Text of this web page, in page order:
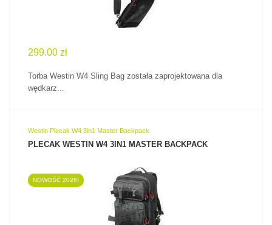
299.00 zł
Torba Westin W4 Sling Bag została zaprojektowana dla
wędkarz...
Westin Plecak W4 3in1 Master Backpack
PLECAK WESTIN W4 3IN1 MASTER BACKPACK
ZOBACZ PRODUKT
NOWOŚĆ 2026!